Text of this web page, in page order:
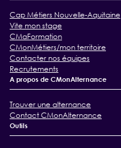
Cap Métiers Nouvelle-Aquitaine
Vite mon stage
CMaFormation
CMonMétiers/mon territoire
Contacter nos équipes
Recrutements
A propos de CMonAlternance
Trouver une alternance
Contact CMonAlternance
Outils